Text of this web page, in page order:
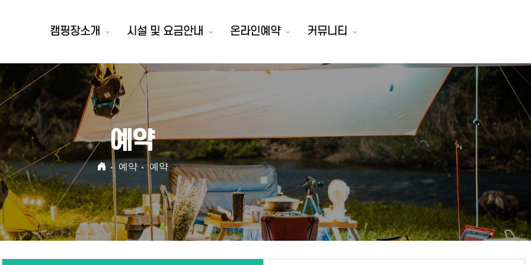
캠핑장소개 시설 및 요금안내 온라인예약 커뮤니티
예약
예약 예약